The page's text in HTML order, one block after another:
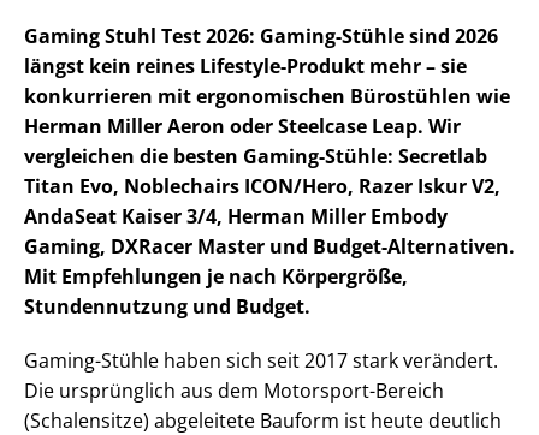
Gaming Stuhl Test 2026: Gaming-Stühle sind 2026
längst kein reines Lifestyle-Produkt mehr – sie
konkurrieren mit ergonomischen Bürostühlen wie
Herman Miller Aeron oder Steelcase Leap. Wir
vergleichen die besten Gaming-Stühle: Secretlab
Titan Evo, Noblechairs ICON/Hero, Razer Iskur V2,
AndaSeat Kaiser 3/4, Herman Miller Embody
Gaming, DXRacer Master und Budget-Alternativen.
Mit Empfehlungen je nach Körpergröße,
Stundennutzung und Budget.
Gaming-Stühle haben sich seit 2017 stark verändert.
Die ursprünglich aus dem Motorsport-Bereich
(Schalensitze) abgeleitete Bauform ist heute deutlich